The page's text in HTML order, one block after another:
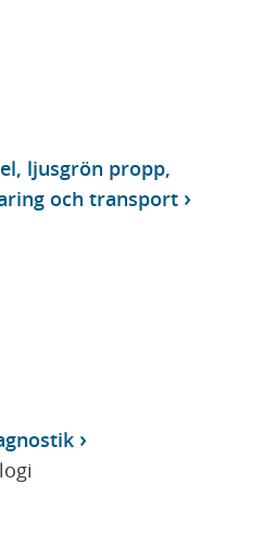
ljusgrön propp,
och transport